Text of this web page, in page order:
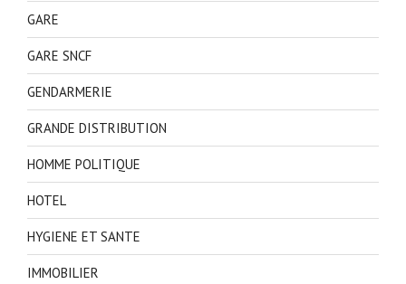
GARE
GARE SNCF
GENDARMERIE
GRANDE DISTRIBUTION
HOMME POLITIQUE
HOTEL
HYGIENE ET SANTE
IMMOBILIER